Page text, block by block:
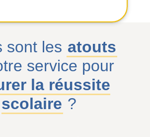
sont les atouts
service pour
la réussite
scolaire ?